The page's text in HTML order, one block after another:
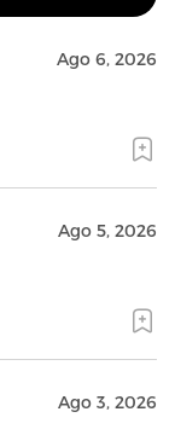
Ago 6, 2026
Ago 5, 2026
Ago 3, 2026